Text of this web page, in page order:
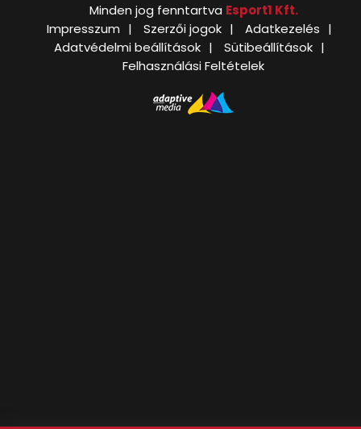
Minden jog fenntartva Esport1 Kft.
Impresszum
Szerzői jogok
Adatkezelés
Adatvédelmi beállítások
Sütibeállítások
Felhasználási Feltételek